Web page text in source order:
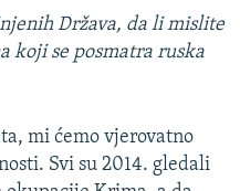
Država, da li mislite
koji se posmatra ruska
mi ćemo vjerovatno
Svi su 2014. gledali